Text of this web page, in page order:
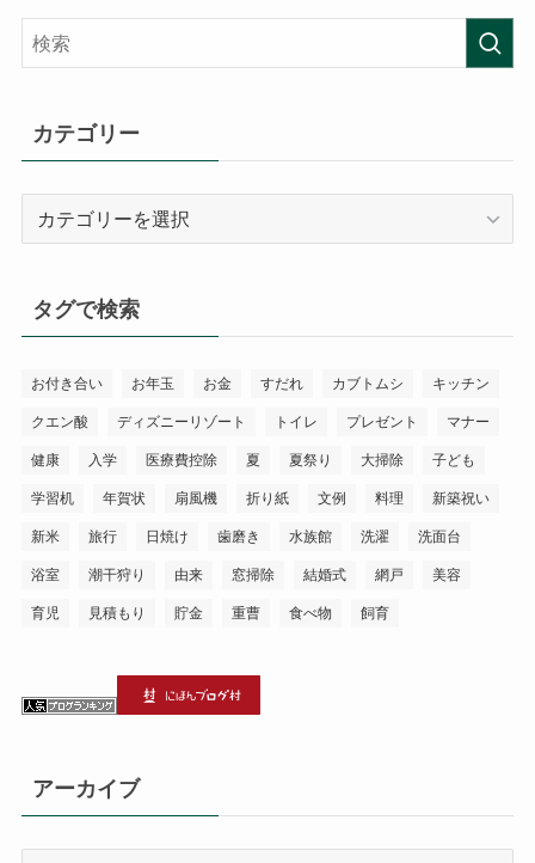
カテゴリー
ー
タグで検索
お付き合い お年玉 お金 すだれ カブトムシ キッチン
クエン酸 ディズニーリゾート トイレ プレゼント マナー
健康 入学 医療費控除 夏 夏祭り 大掃除 子ども
学習机 年賀状 扇風機 折り紙 文例 料理 新築祝い
新米 旅行 日焼け 歯磨き 水族館 洗濯 洗面台
浴室 潮干狩り 由来 窓掃除 結婚式 網戸 美容
育児 見積もり 貯金 重曹 食べ物 飼育
アーカイブ